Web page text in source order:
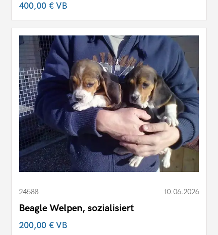
400,00 €VB
24588 10.06.2026
Beagle Welpen, sozialisiert
200,00 €VB